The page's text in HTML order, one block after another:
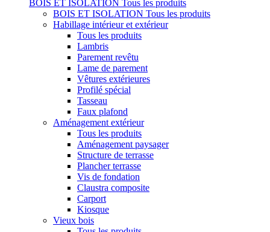
BOIS ET ISOLATION Tous les produits
BOIS ET ISOLATION Tous les produits
Habillage intérieur et extérieur
Tous les produits
Lambris
Parement revêtu
Lame de parement
Vêtures extérieures
Profilé spécial
Tasseau
Faux plafond
Aménagement extérieur
Tous les produits
Aménagement paysager
Structure de terrasse
Plancher terrasse
Vis de fondation
Claustra composite
Carport
Kiosque
Vieux bois